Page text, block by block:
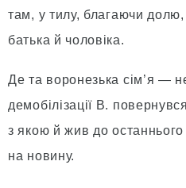
там, у тилу, благаючи
батька й чоловіка.
Де та воронезька сім’я —
демобілізації В.
з якою й жив до останнього
на новину.